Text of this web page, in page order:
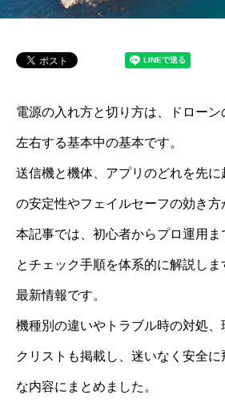
電源の入れ方と切り方は、ドロー
左右する基本中の基本です。
送信機と機体、アプリのどれを先
の安定性やフェイルセーフの効き方
本記事では、初心者からプロ運用
とチェック手順を体系的に解説しま
最新情報です。
機種別の違いやトラブル時の対処、
クリストも掲載し、迷いなく安全
な内容にまとめました。